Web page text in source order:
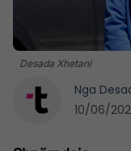
Desada Xhetani
Nga
10/06/